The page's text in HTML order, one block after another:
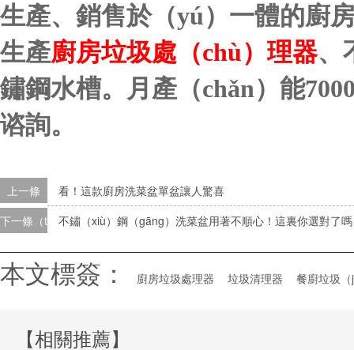
生產、銷售於（yú）一體的廚
生產廚房垃圾處（chù）理器、
鏽鋼水槽。月產（chǎn）能
谘詢。
上一條
看！這款廚房洗菜盆單盆讓人驚喜
下一條（tiáo）不鏽（xiù）鋼（gāng）洗菜盆用著不順心！這裏你選對了
本文標簽： 廚房垃圾處理器 垃圾清理器 餐廚垃圾
【相關推薦】